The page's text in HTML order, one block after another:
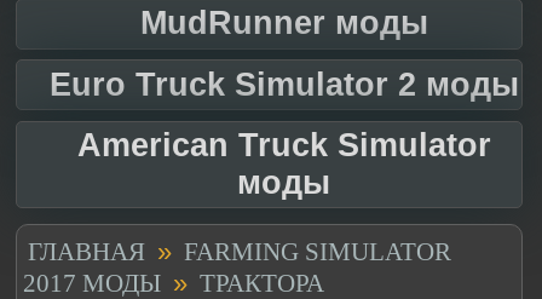
MudRunner моды
Euro Truck Simulator 2 моды
American Truck Simulator
моды
ГЛАВНАЯ » FARMING SIMULATOR
2017 МОДЫ » ТРАКТОРА